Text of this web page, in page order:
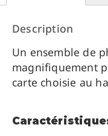
Description
Un ensemble de
magnifiquement
carte choisie au